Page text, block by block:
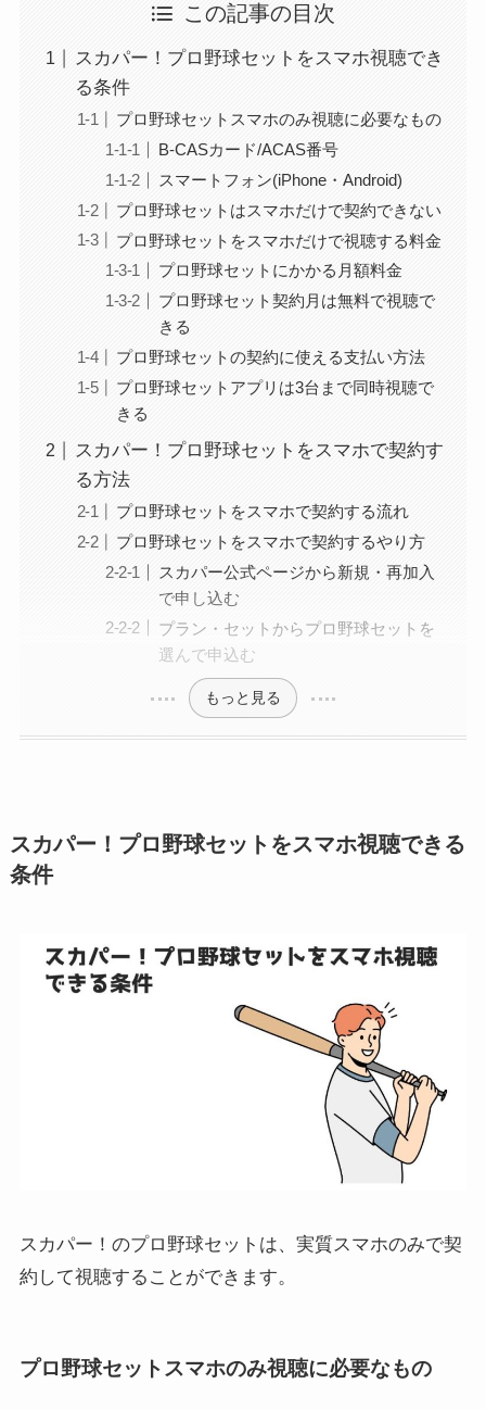
この記事の目次
スカパー！プロ野球セットをスマホ視聴でき
る条件
プロ野球セットスマホのみ視聴に必要なもの
B-CASカード/ACAS番号
スマートフォン(iPhone・Android)
プロ野球セットはスマホだけで契約できない
プロ野球セットをスマホだけで視聴する料金
プロ野球セットにかかる月額料金
プロ野球セット契約月は無料で視聴で
きる
プロ野球セットの契約に使える支払い方法
プロ野球セットアプリは3台まで同時視聴で
きる
スカパー！プロ野球セットをスマホで契約す
る方法
プロ野球セットをスマホで契約する流れ
プロ野球セットをスマホで契約するやり方
スカパー公式ページから新規・再加入
で申し込む
プラン・セットからプロ野球セットを
選んで申込む
もっと見る
スカパー！プロ野球セットをスマホ視聴できる
条件
スカパー！のプロ野球セットは、実質スマホのみで契
約して視聴することができます。
プロ野球セットスマホのみ視聴に必要なもの